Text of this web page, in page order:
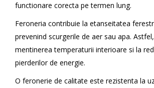
functionare corecta pe termen lung.
Feroneria contribuie la etanseitatea
prevenind scurgerile de aer sau apa.
mentinerea temperaturii interioare si la
pierderilor de energie.
O feronerie de calitate este rezistenta la